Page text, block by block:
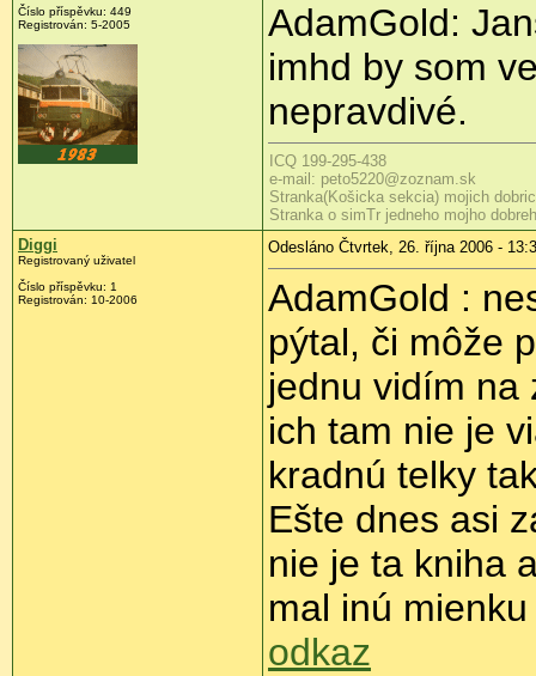
Číslo příspěvku: 449
Registrován: 5-2005
AdamGold:
imhd by som
nepravdivé.
ICQ 199-295-438
e-mail: peto5220@zoznam.sk
Stranka(Košicka sekcia) mojich
Stranka o simTr jedneho mojho
Diggi
Registrovaný uživatel
Číslo příspěvku: 1
Registrován: 10-2006
Odesláno Čtvrtek, 26. října 2006 -
AdamGold :
pýtal, či môže
jednu vidím na
ich tam nie je
kradnú telky
Ešte dnes asi
nie je ta kniha
mal inú mienku
odkaz